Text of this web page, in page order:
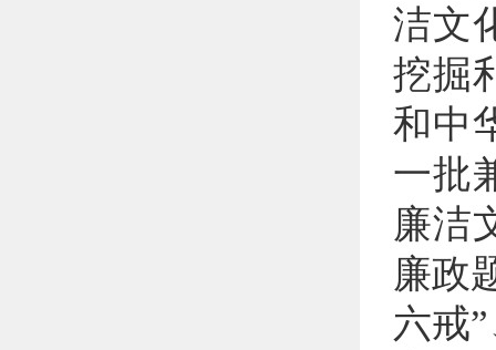
洁文
挖掘
和中
一批
廉洁
廉政
六戒